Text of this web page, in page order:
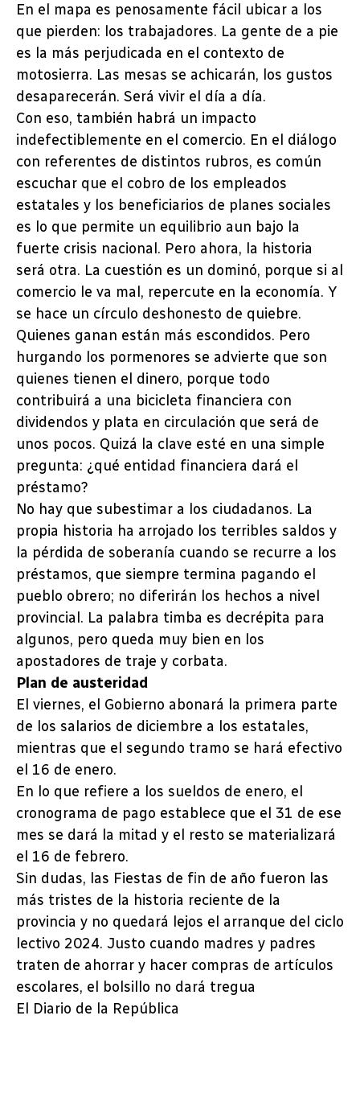
En el mapa es penosamente fácil ubicar a los
que pierden: los trabajadores. La gente de a pie
es la más perjudicada en el contexto de
motosierra. Las mesas se achicarán, los gustos
desaparecerán. Será vivir el día a día.
Con eso, también habrá un impacto
indefectiblemente en el comercio. En el diálogo
con referentes de distintos rubros, es común
escuchar que el cobro de los empleados
estatales y los beneficiarios de planes sociales
es lo que permite un equilibrio aun bajo la
fuerte crisis nacional. Pero ahora, la historia
será otra. La cuestión es un dominó, porque si al
comercio le va mal, repercute en la economía. Y
se hace un círculo deshonesto de quiebre.
Quienes ganan están más escondidos. Pero
hurgando los pormenores se advierte que son
quienes tienen el dinero, porque todo
contribuirá a una bicicleta financiera con
dividendos y plata en circulación que será de
unos pocos. Quizá la clave esté en una simple
pregunta: ¿qué entidad financiera dará el
préstamo?
No hay que subestimar a los ciudadanos. La
propia historia ha arrojado los terribles saldos y
la pérdida de soberanía cuando se recurre a los
préstamos, que siempre termina pagando el
pueblo obrero; no diferirán los hechos a nivel
provincial. La palabra timba es decrépita para
algunos, pero queda muy bien en los
apostadores de traje y corbata.
Plan de austeridad
El viernes, el Gobierno abonará la primera parte
de los salarios de diciembre a los estatales,
mientras que el segundo tramo se hará efectivo
el 16 de enero.
En lo que refiere a los sueldos de enero, el
cronograma de pago establece que el 31 de ese
mes se dará la mitad y el resto se materializará
el 16 de febrero.
Sin dudas, las Fiestas de fin de año fueron las
más tristes de la historia reciente de la
provincia y no quedará lejos el arranque del ciclo
lectivo 2024. Justo cuando madres y padres
traten de ahorrar y hacer compras de artículos
escolares, el bolsillo no dará tregua
El Diario de la República